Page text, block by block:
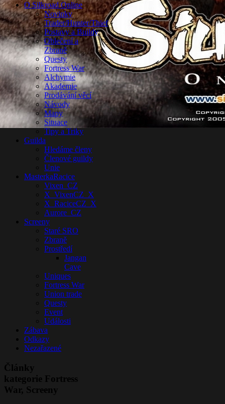
O Silkroad Online
Novinky
Trader/Hunter/Thief
Postavy a Buildy
Oblečení a
Zbraně
Questy
Fortress War
Alchymie
Akademie
Prodávání věcí
Návody
Mapy
Situace
Tipy a Triky
Guilda
Hledáme členy
Členové guildy
Unie
MasterkaRacice
Vixen_CZ
X_VixenCZ_X
X_RaciceCZ_X
Aurore_CZ
Screeny
Staré SRO
Zbraně
Prostředí
Jangan
Cave
Uniques
Fortress War
Union trade
Questy
Event
Události
Zábava
Odkazy
Nezařazené
Články
kategorie Fortress
War, Screeny